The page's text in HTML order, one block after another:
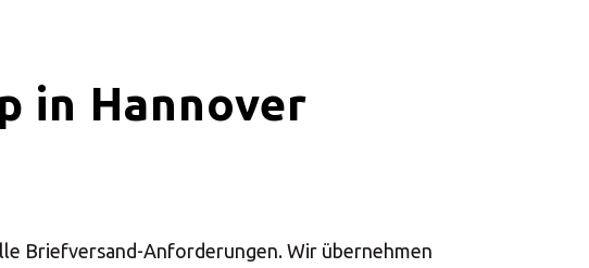
in Hannover
Briefversand-Anforderungen. Wir übernehmen